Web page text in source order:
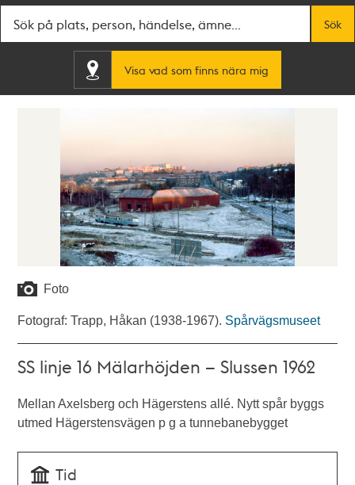
Sök
Visa vad som finns nära mig
Foto
Fotograf: Trapp, Håkan (1938-1967). Spårvägsmuseet
SS linje 16 Mälarhöjden – Slussen 1962
Mellan Axelsberg och Hägerstens allé. Nytt spår byggs
utmed Hägerstensvägen p g a tunnebanebygget
Tid